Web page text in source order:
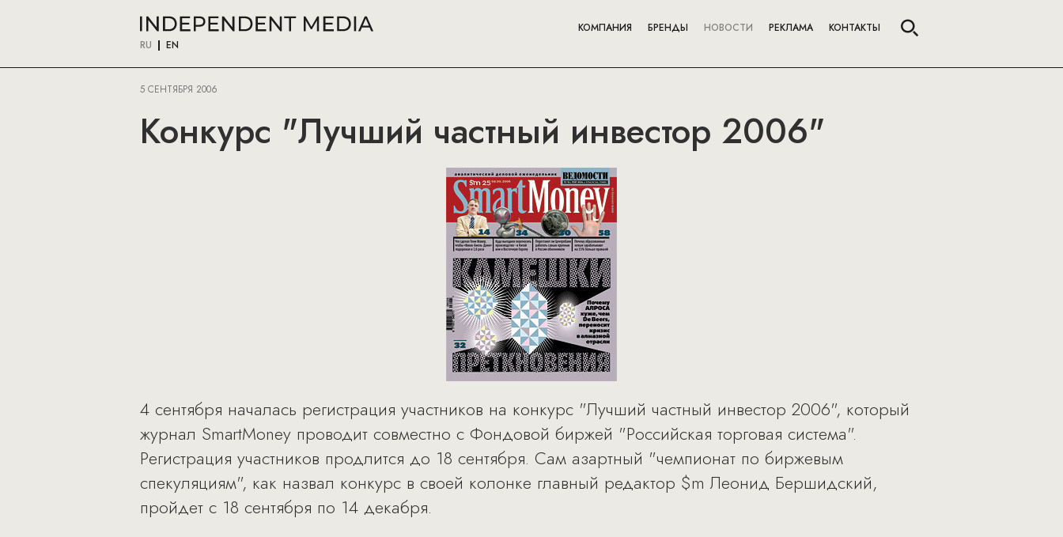
RU EN
КОМПАНИЯ БРЕНДЫ НОВОСТИ РЕКЛАМА КОНТАКТЫ
5 СЕНТЯБРЯ 2006
Конкурс "Лучший частный инвестор 2006"
4 сентября началась регистрация участников на конкурс "Лучший частный инвестор 2006", который
журнал SmartMoney проводит совместно с Фондовой биржей "Российская торговая система".
Регистрация участников продлится до 18 сентября. Сам азартный "чемпионат по биржевым
спекуляциям", как назвал конкурс в своей колонке главный редактор $m Леонид Бершидский,
пройдет с 18 сентября по 14 декабря.